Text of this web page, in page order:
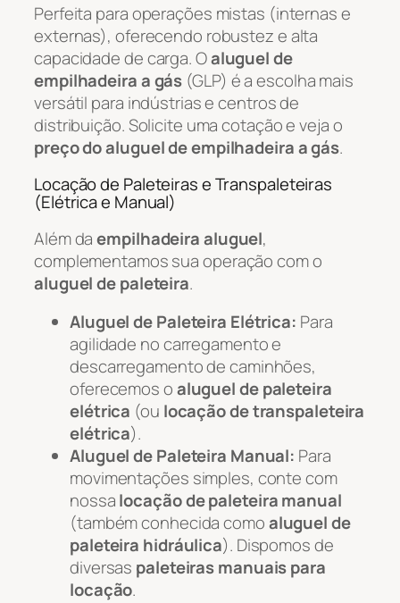
Perfeita para operações mistas (internas e
externas), oferecendo robustez e alta
capacidade de carga. Oaluguel de
empilhadeira a gás (GLP) é a escolha mais
versátil para indústrias e centros de
distribuição. Solicite uma cotação e veja o
preço do aluguel de empilhadeira a gás.
Locação de Paleteiras e Transpaleteiras
(Elétrica e Manual)
Além daempilhadeira aluguel,
complementamos sua operação com o
aluguel de paleteira.
Aluguel de Paleteira Elétrica: Para
agilidade no carregamento e
descarregamento de caminhões,
oferecemos oaluguel de paleteira
elétrica (ou locação de transpaleteira
elétrica).
Aluguel de Paleteira Manual: Para
movimentações simples, conte com
nossalocação de paleteira manual
(também conhecida comoaluguel de
paleteira hidráulica). Dispomos de
diversas paleteiras manuais para
locação.